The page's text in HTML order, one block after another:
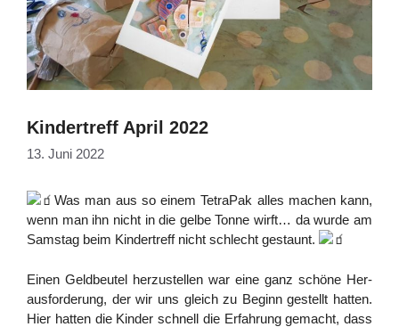
Kindertreff April 2022
13. Juni 2022
Was man aus so einem Tetra­Pak alles machen kann,
wenn man ihn nicht in die gel­be Ton­ne wirft… da wur­de am
Sams­tag beim Kin­der­treff nicht schlecht gestaunt.
Einen Geld­beu­tel her­zu­stel­len war eine ganz schö­ne Her­
aus­for­de­rung, der wir uns gleich zu Beginn gestellt hat­ten.
Hier hat­ten die Kin­der schnell die Erfah­rung gemacht, dass